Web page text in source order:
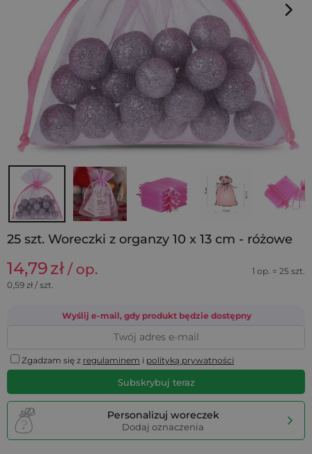
25 szt. Woreczki z organzy 10 x 13 cm - różowe
14,79zł / op.
1 op. = 25 szt.
0,59 zł / szt.
Wyślij e-mail, gdy produkt będzie dostępny
Zgadzam się z regulaminem i polityką prywatności
Subskrybuj teraz
Personalizuj woreczek
Dodaj oznaczenia